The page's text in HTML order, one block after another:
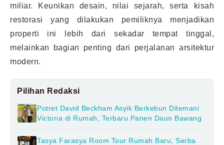
miliar. Keunikan desain, nilai sejarah, serta kisah
restorasi yang dilakukan pemiliknya menjadikan
properti ini lebih dari sekadar tempat tinggal,
melainkan bagian penting dari perjalanan arsitektur
modern.
Pilihan Redaksi
Potret David Beckham Asyik Berkebun Ditemani
Victoria di Rumah, Terbaru Panen Daun Bawang
Tasya Farasya Room Tour Rumah Baru, Serba